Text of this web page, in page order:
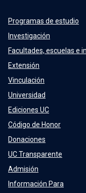
Programas de estudio
Investigación
Facultades, escuelas e
Extensión
Vinculación
Universidad
Ediciones UC
Código de Honor
Donaciones
UC Transparente
Admisión
Información Para